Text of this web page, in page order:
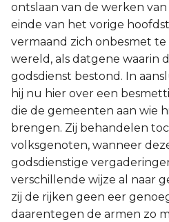
Joël
Jona
Hábakuk
ontslaan van de werken
einde van het vorige
vermaand zich onbesmet
wereld, als datgene waarin
godsdienst bestond. In
hij nu hier over een
die de gemeenten aan wie
brengen. Zij behandelen
volksgenoten, wanneer
godsdienstige
verschillende wijze al naar
zij de rijken geen eer
daarentegen de armen zo